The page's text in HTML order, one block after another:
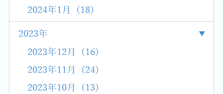
2024年1月 (18)
2023年
2023年12月 (16)
2023年11月 (24)
2023年10月 (13)